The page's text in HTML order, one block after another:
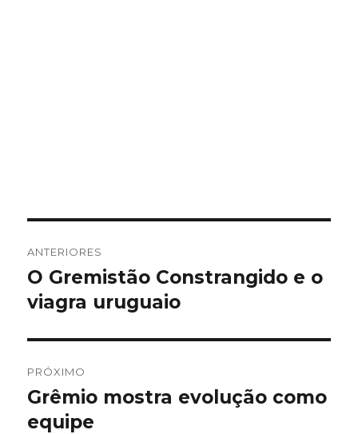
de
Post
ANTERIORES
Post
anterior:
O Gremistão Constrangido e o
viagra uruguaio
PRÓXIMO
Próximo
post:
Grêmio mostra evolução como
equipe